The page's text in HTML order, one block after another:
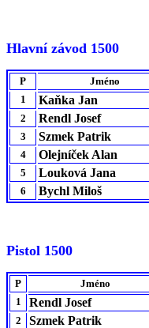
Hlavní závod 1500
P Jméno
1
Kaňka Jan
2 Rendl Josef
3 Szmek Patrik
4 Olejníček Alan
5 Louková Jana
6 Bychl Miloš
Pistol 1500
P Jméno
1
Rendl Josef
2 Szmek Patrik